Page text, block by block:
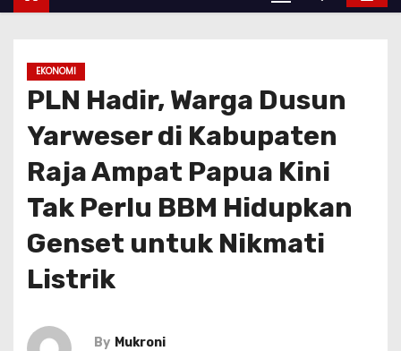
EKONOMI
PLN Hadir, Warga Dusun
Yarweser di Kabupaten
Raja Ampat Papua Kini
Tak Perlu BBM Hidupkan
Genset untuk Nikmati
Listrik
By Mukroni